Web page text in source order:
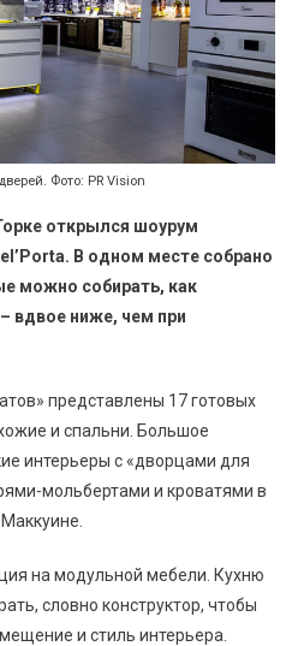
Фото: PR Vision
открылся шоурум
В одном месте собрано
можно собирать, как
вдвое ниже, чем при
представлены 17 готовых
и спальни. Большое
интерьеры с «дворцами для
мольбертами и кроватями в
на модульной мебели. Кухню
словно конструктор, чтобы
и стиль интерьера.